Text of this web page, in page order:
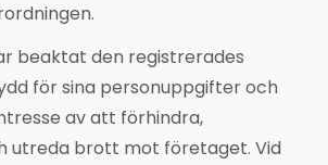
beaktat den registrerades
för sina personuppgifter och
av att förhindra,
utreda brott mot företaget. Vid